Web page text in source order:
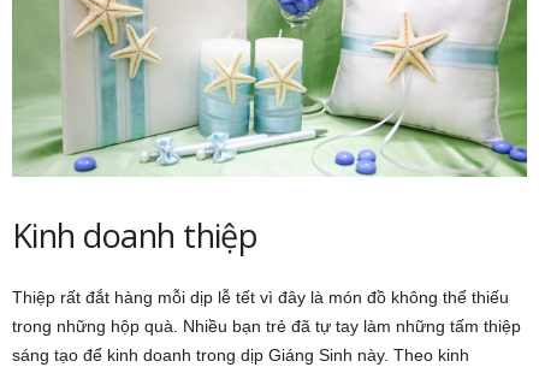
Kinh doanh thiệp
Thiệp rất đắt hàng mỗi dịp lễ tết vì đây là món đồ không thể thiếu
trong những hộp quà. Nhiều bạn trẻ đã tự tay làm những tấm thiệp
sáng tạo để kinh doanh trong dịp Giáng Sinh này. Theo kinh